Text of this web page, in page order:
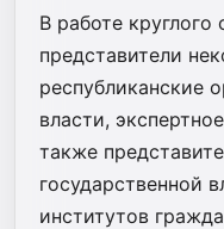
В работе
представители
республиканские
власти,
также
государственной
институтов